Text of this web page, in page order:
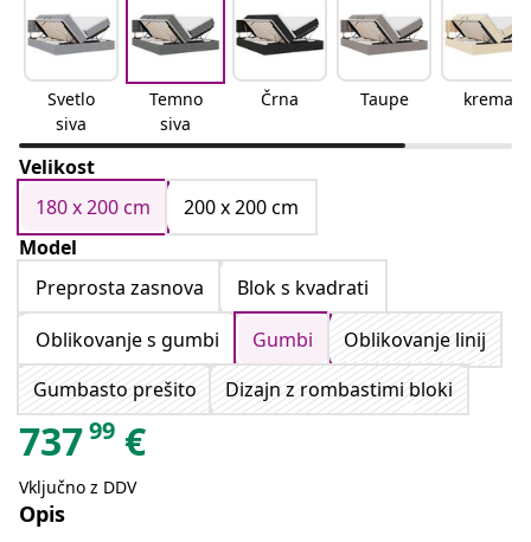
Svetlo
siva
Temno
siva
Črna Taupe krema
Velikost
180 x 200 cm
200 x 200 cm
Model
Preprosta zasnova
Blok s kvadrati
Oblikovanje s gumbi
Gumbi
Oblikovanje linij
Gumbasto prešito
Dizajn z rombastimi bloki
73799 €
Vključno z DDV
Opis